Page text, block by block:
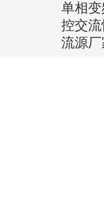
单相
控交
流源